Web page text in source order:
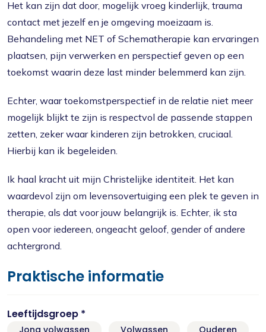
Het kan zijn dat door, mogelijk vroeg kinderlijk, trauma
contact met jezelf en je omgeving moeizaam is.
Behandeling met NET of Schematherapie kan ervaringen
plaatsen, pijn verwerken en perspectief geven op een
toekomst waarin deze last minder belemmerd kan zijn.
Echter, waar toekomstperspectief in de relatie niet meer
mogelijk blijkt te zijn is respectvol de passende stappen
zetten, zeker waar kinderen zijn betrokken, cruciaal.
Hierbij kan ik begeleiden.
Ik haal kracht uit mijn Christelijke identiteit. Het kan
waardevol zijn om levensovertuiging een plek te geven in
therapie, als dat voor jouw belangrijk is. Echter, ik sta
open voor iedereen, ongeacht geloof, gender of andere
achtergrond.
Praktische informatie
Leeftijdsgroep *
Jong volwassen Volwassen Ouderen